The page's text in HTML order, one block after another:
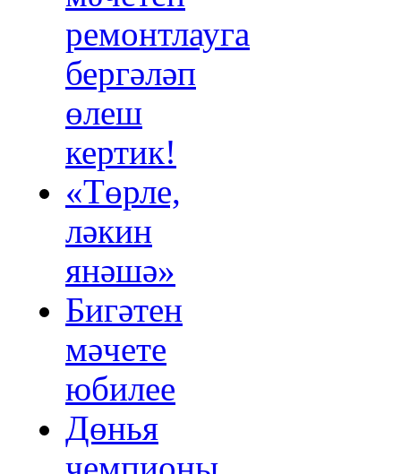
ремонтлауга
бергәләп
өлеш
кертик!
«Төрле,
ләкин
янәшә»
Бигәтен
мәчете
юбилее
Дөнья